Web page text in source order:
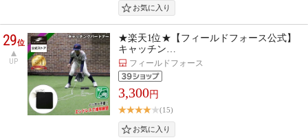
29位
UP
★楽天1位★【フィールドフォース公式】
キャッチン…
フィールドフォース
3,300円
(15)